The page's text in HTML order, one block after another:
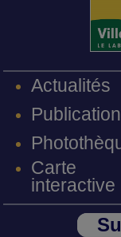
Actualités
Carte
interactive